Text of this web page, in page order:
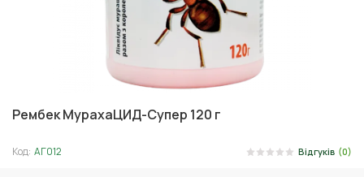
Рембек МурахаЦИД-Супер 120 г
Код: АГ012 Відгуків (0)